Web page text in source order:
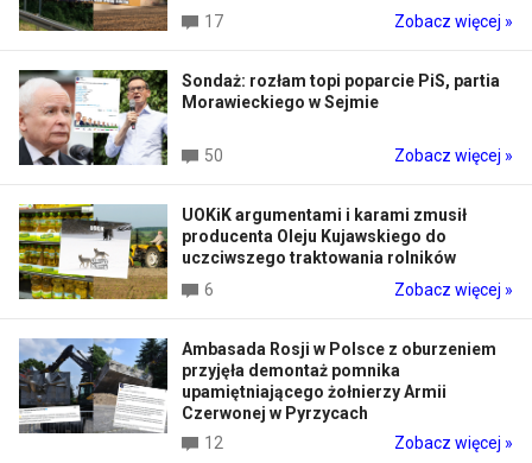
17
Zobacz więcej »
Sondaż: rozłam topi poparcie PiS, partia
Morawieckiego w Sejmie
50 Zobacz więcej »
UOKiK argumentami i karami zmusił
producenta Oleju Kujawskiego do
uczciwszego traktowania rolników
6
Zobacz więcej »
Ambasada Rosji w Polsce z oburzeniem
przyjęła demontaż pomnika
upamiętniającego żołnierzy Armii
Czerwonej w Pyrzycach
12
Zobacz więcej »